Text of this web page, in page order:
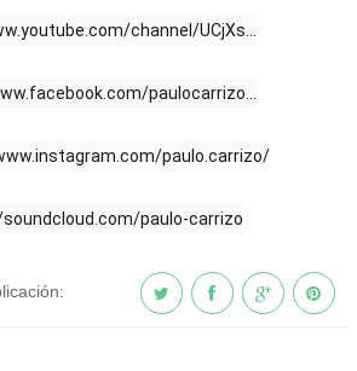
channel/UCjXs...
paulocarrizo...
paulo.carrizo/
paulo-carrizo